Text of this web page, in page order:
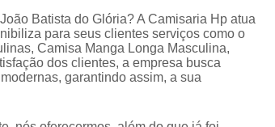
Camisa Branca Slim Masculina
Camisa Jeans Slim Masculina
Camisa Masculina Slim Fit Manga
Batista do Glória? A Camisaria Hp atua
para seus clientes serviços como o
Camisa Manga Longa Masculina,
dos clientes, a empresa busca
garantindo assim, a sua